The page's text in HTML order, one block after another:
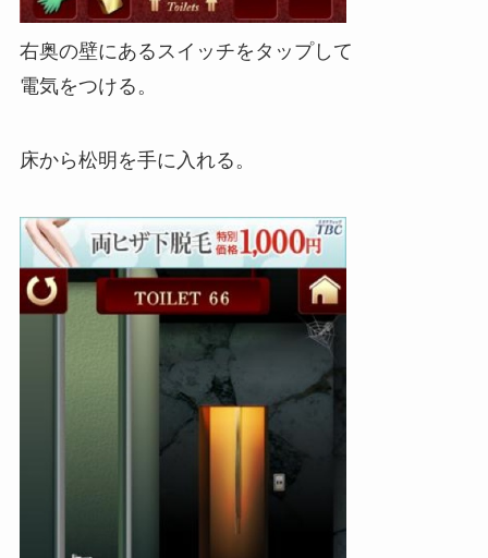
右奥の壁にあるスイッチをタップして
電気をつける。
床から松明を手に入れる。